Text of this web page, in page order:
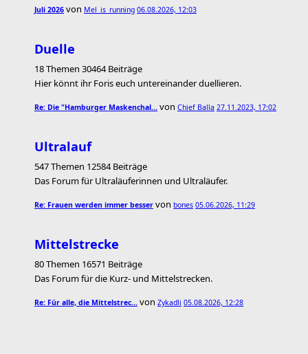
Juli 2026 von Mel_is_running 06.08.2026, 12:03
Duelle
18 Themen 30464 Beiträge
Hier könnt ihr Foris euch untereinander duellieren.
Re: Die "Hamburger Maskenchal… von Chief Balla 27.11.2023, 17:02
Ultralauf
547 Themen 12584 Beiträge
Das Forum für Ultraläuferinnen und Ultraläufer.
Re: Frauen werden immer besser von bones 05.06.2026, 11:29
Mittelstrecke
80 Themen 16571 Beiträge
Das Forum für die Kurz- und Mittelstrecken.
Re: Für alle, die Mittelstrec… von Zykadli 05.08.2026, 12:28